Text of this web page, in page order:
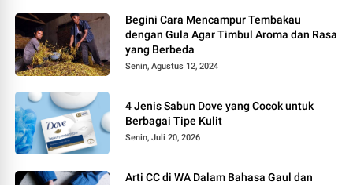
Begini Cara Mencampur Tembakau
dengan Gula Agar Timbul Aroma dan Rasa
yang Berbeda
Senin, Agustus 12, 2024
4 Jenis Sabun Dove yang Cocok untuk
Berbagai Tipe Kulit
Senin, Juli 20, 2026
Arti CC di WA Dalam Bahasa Gaul dan